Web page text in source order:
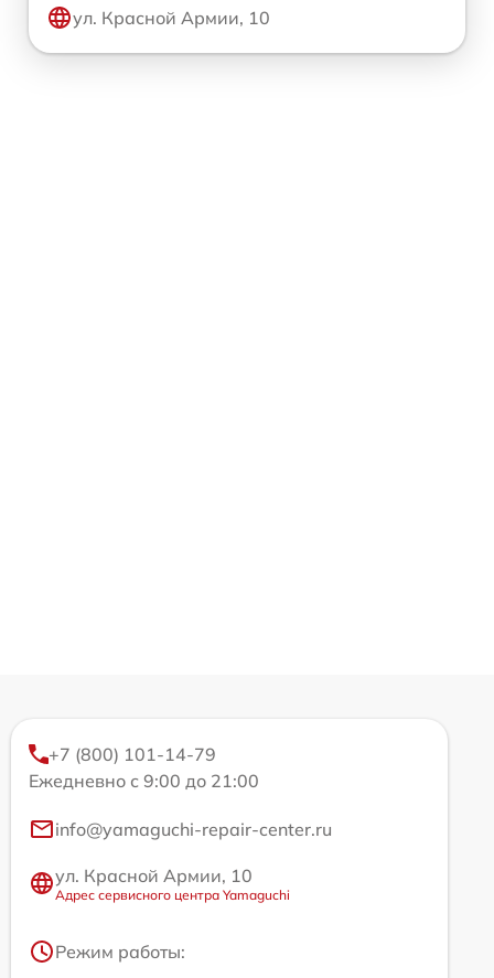
ул. Красной Армии, 10
+7 (800) 101-14-79
Ежедневно с 9:00 до 21:00
info@yamaguchi-repair-center.ru
ул. Красной Армии, 10
Адрес сервисного центра Yamaguchi
Режим работы: